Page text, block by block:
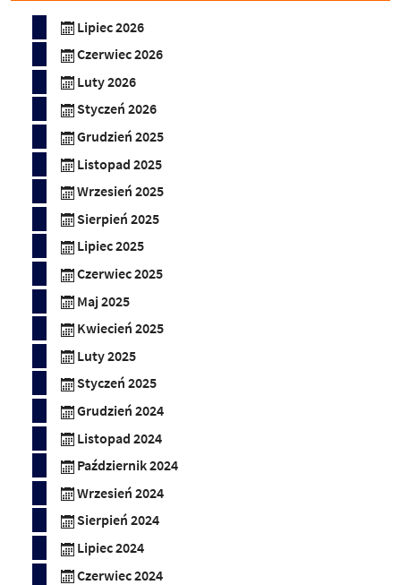
Lipiec 2026
Czerwiec 2026
Luty 2026
Styczeń 2026
Grudzień 2025
Listopad 2025
Wrzesień 2025
Sierpień 2025
Lipiec 2025
Czerwiec 2025
Maj 2025
Kwiecień 2025
Luty 2025
Styczeń 2025
Grudzień 2024
Listopad 2024
Październik 2024
Wrzesień 2024
Sierpień 2024
Lipiec 2024
Czerwiec 2024